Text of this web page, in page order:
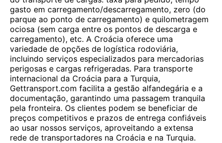
gasto em carregamento/descarregamento, zero (do
parque ao ponto de carregamento) e quilometragem
ociosa (sem carga entre os pontos de descarga e
carregamento), etc. A Croácia oferece uma
variedade de opções de logística rodoviária,
incluindo serviços especializados para mercadorias
perigosas e cargas refrigeradas. Para transporte
internacional da Croácia para a Turquia,
Gettransport.com facilita a gestão alfandegária e a
documentação, garantindo uma passagem tranquila
pela fronteira. Os clientes podem se beneficiar de
preços competitivos e prazos de entrega confiáveis ​​
ao usar nossos serviços, aproveitando a extensa
rede de transportadores na Croácia e na Turquia.